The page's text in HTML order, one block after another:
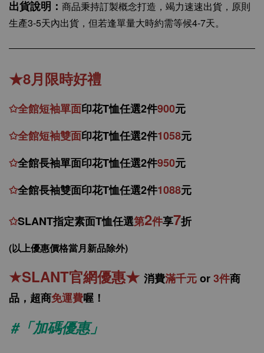
出貨說明： 商品秉持訂製概念打造，竭力速速出貨，原則
生產3-5天內出貨，但若逢單量大時約需等候4-7天。
★8月限時好禮
✩全館短袖單面印花T恤任選2件900元
✩全館短袖雙面印花T恤任選2件1058元
✩全館長袖單面印花T恤任選2件950元
✩全館長袖雙面印花T恤任選2件1088元
✩SLANT指定素面T恤任選第2件享7折
(以上優惠價格當月新品除外)
★SLANT官網優惠★ 消費滿千元or3件商
品， 超商免運費喔！
#「加碼優惠」